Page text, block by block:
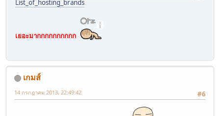
List_of_hosting_brands
เยอะมากกกกกกกกกก
เกมส์
#6
14 กรกฎาคม 2013, 22:49:42